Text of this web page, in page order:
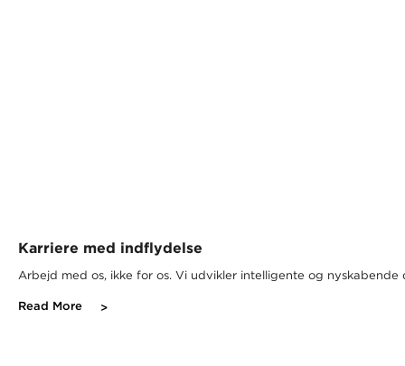
Karriere med indflydelse
Arbejd med os, ikke for os. Vi udvikler intelligente og
Read More